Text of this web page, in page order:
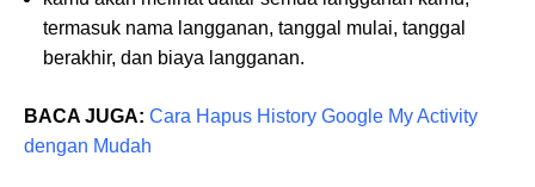
termasuk nama langganan, tanggal mulai, tanggal
berakhir, dan biaya langganan.
BACA JUGA: Cara Hapus History Google My Activity
dengan Mudah